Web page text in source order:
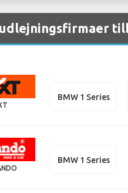
BMW 1 Series
BMW 1 Series